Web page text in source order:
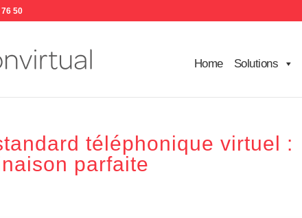
50
Home Solutions
téléphonique virtuel :
parfaite